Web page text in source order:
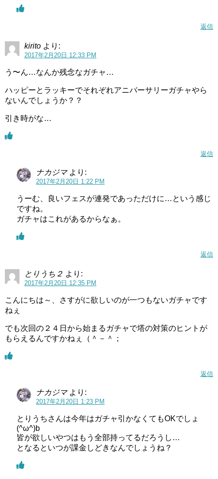
返信
kirito より:
2017年2月20日 12:33 PM
う〜ん…なんか残念なガチャ…
ハッピーとラッキーでそれぞれアニバーサリーガチャやら
ないんでしょうか？？
引き時がな…
返信
ナカジマ より:
2017年2月20日 1:22 PM
うーむ、良いフェスが連発であっただけに…という感じ
ですね。
ガチャはこれがあるからなぁ。
返信
とりうち２ より:
2017年2月20日 12:35 PM
こんにちは～、さすがに欲しいのが一つもないガチャです
ねぇ
でも次回の２４日から始まるガチャで塔の対策のヒントが
もらえるんですかねぇ（＾－＾；
返信
ナカジマ より:
2017年2月20日 1:23 PM
とりうちさんは今年はガチャ引かなくてもOKでしょ
(^ω^)b
皆が欲しいやつはもう全部持ってるだろうし…
となるといつが課金しどきなんでしょうね？